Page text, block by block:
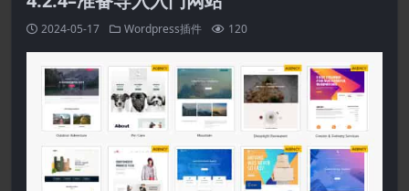
2024-05-17 Wordpress插件 120